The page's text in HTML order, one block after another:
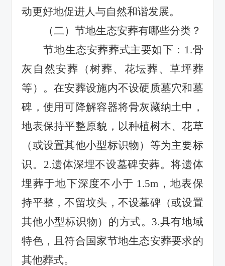
动更好地促进人与自然和谐发展。
（二）节地生态安葬有哪些分类？
节地生态安葬葬式主要如下： 1.骨
灰自然安葬（树葬、花坛葬、草坪葬
等）。在安葬设施内不设硬质墓穴和墓
碑，使用可降解容器将骨灰藏纳土中，
地表保持平整原貌，以种植树木、花草
（或设置其他小型标识物）等为主要标
识。 2.遗体深埋不设墓碑安葬。将遗体
埋葬于地下深度不小于 1.5m ，地表保
持平整，不留坟头，不设墓碑（或设置
其他小型标识物）的方式。 3.具有地域
特色，且符合国家节地生态安葬要求的
其他葬式。